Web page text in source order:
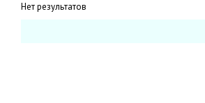
Нет результатов